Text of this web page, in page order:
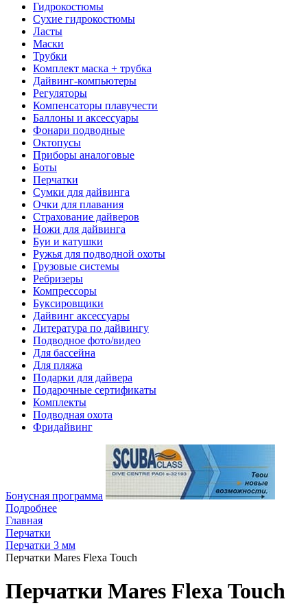
Гидрокостюмы
Сухие гидрокостюмы
Ласты
Маски
Трубки
Комплект маска + трубка
Дайвинг-компьютеры
Регуляторы
Компенсаторы плавучести
Баллоны и аксессуары
Фонари подводные
Октопусы
Приборы аналоговые
Боты
Перчатки
Сумки для дайвинга
Очки для плавания
Страхование дайверов
Ножи для дайвинга
Буи и катушки
Ружья для подводной охоты
Грузовые системы
Ребризеры
Компрессоры
Буксировщики
Дайвинг аксессуары
Литература по дайвингу
Подводное фото/видео
Для бассейна
Для пляжа
Подарки для дайвера
Подарочные сертификаты
Комплекты
Подводная охота
Фридайвинг
Бонусная программа
Подробнее
Главная
Перчатки
Перчатки 3 мм
Перчатки Mares Flexa Touch
Перчатки Mares Flexa Touch